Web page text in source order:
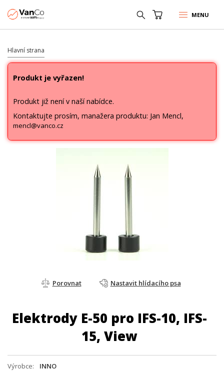
MENU
Hlavní strana
Produkt je vyřazen!
Produkt již není v naší nabídce.
Kontaktujte prosím, manažera produktu: Jan Mencl,
mencl@vanco.cz
Porovnat Nastavit hlídacího psa
Elektrody E-50 pro IFS-10, IFS-
15, View
Výrobce
INNO